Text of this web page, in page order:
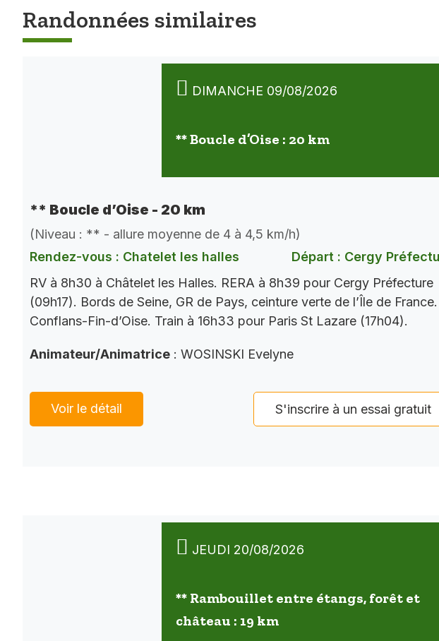
Randonnées similaires
DIMANCHE 09/08/2026
** Boucle d’Oise : 20 km
** Boucle d’Oise - 20 km
(Niveau : ** - allure moyenne de 4 à 4,5 km/h)
Rendez-vous : Chatelet les halles
Départ : Cergy
RV à 8h30 à Châtelet les Halles. RERA à 8h39 pour Cergy Préfecture
(09h17). Bords de Seine, GR de Pays, ceinture verte de l’Île de France.
Conflans-Fin-d’Oise. Train à 16h33 pour Paris St Lazare (17h04).
Animateur/Animatrice : WOSINSKI Evelyne
Voir le détail S'inscrire à un essai gratuit
JEUDI 20/08/2026
** Rambouillet entre étangs, forêt et
château : 19 km